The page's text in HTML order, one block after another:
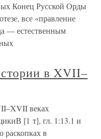
Конец Русской Орды
все «правление
— естественным
в XVII–
веках
[1 т], гл. 1:13.1 и
в